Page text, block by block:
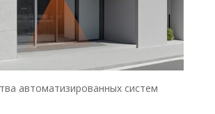
автоматизированных систем